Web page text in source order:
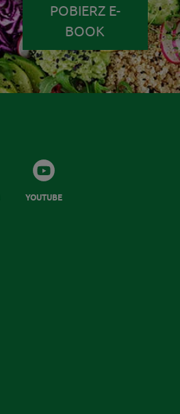
POBIERZ E-
BOOK
YOUTUBE